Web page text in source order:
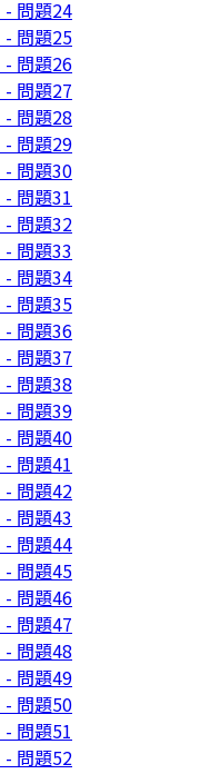
- 問題24
- 問題25
- 問題26
問題27
問題28
- 問題29
- 問題30
問題31
- 問題32
問題33
- 問題34
- 問題35
- 問題36
問題37
問題38
- 問題39
- 問題40
問題41
- 問題42
問題43
- 問題44
- 問題45
- 問題46
問題47
問題48
- 問題49
- 問題50
問題51
- 問題52